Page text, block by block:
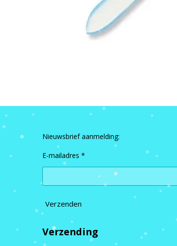
Nieuwsbrief aanmelding:
E-mailadres *
Verzenden
Verzending